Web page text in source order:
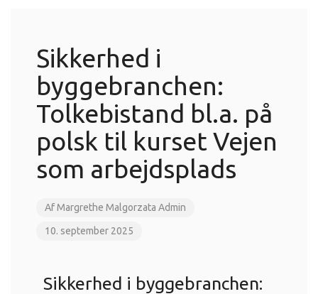
Sikkerhed i
byggebranchen:
Tolkebistand bl.a. på
polsk til kurset Vejen
som arbejdsplads
AfMargrethe Malgorzata Admin
10. september 2025
Sikkerhed i byggebranchen: